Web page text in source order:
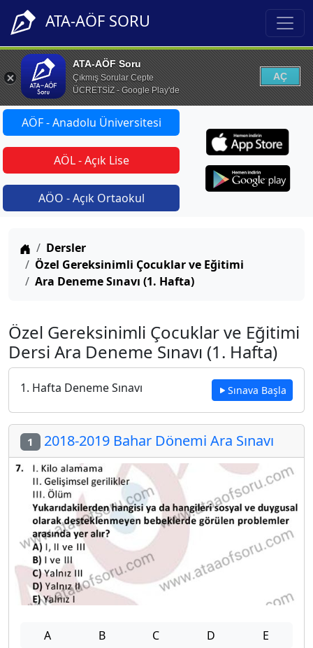
ATA-AÖF SORU
ATA-AÖF Soru
Çıkmış Sorular Cepte
ÜCRETSİZ - Google Play'de
AÇ
AÖF - Anadolu Üniversitesi
AÖL - Açık Lise
AÖO - Açık Ortaokul
Anasayfa
Dersler
Özel Gereksinimli Çocuklar ve Eğitimi
Ara Deneme Sınavı (1. Hafta)
Özel Gereksinimli Çocuklar ve Eğitimi
Dersi Ara Deneme Sınavı (1. Hafta)
1. Hafta Deneme Sınavı Sınava Başla
1 2018-2019 Bahar Dönemi Ara Sınavı
A B C D E